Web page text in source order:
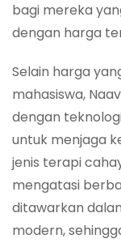
bagi mereka
dengan harga
Selain harga
mahasiswa,
dengan
untuk menjaga
jenis terapi
mengatasi
ditawarkan
modern,